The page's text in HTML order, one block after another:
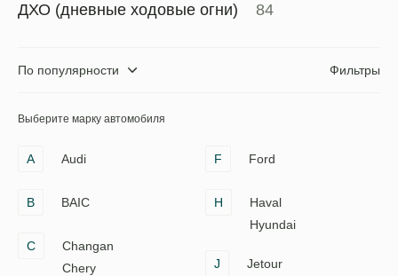
ДХО (дневные ходовые огни) 84
По популярности Фильтры
Выберите марку автомобиля
A Audi
B BAIC
C
Changan
Chery
F Ford
H
Haval
Hyundai
J
Jetour